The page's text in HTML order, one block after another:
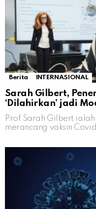
Berita INTERNASIONAL
Sarah Gilbert,
‘Dilahirkan’ jadi
Prof Sarah Gilbert
merancang vaksin